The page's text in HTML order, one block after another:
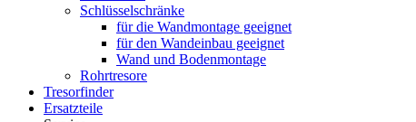
Schlüsselschränke
für die Wandmontage geeignet
für den Wandeinbau geeignet
Wand und Bodenmontage
Rohrtresore
Tresorfinder
Ersatzteile